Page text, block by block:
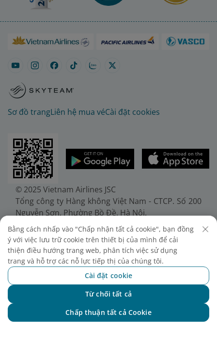
Sơ đồ trangLiên hệ mua véCài đặt cookies
© 2025 Vietnam Airlines JSC
Tổng công ty Hàng không Việt Nam - CTCP. Số 200
Nguyễn Sơn, Phường Bồ Đề, Hà Nội.
Điện thoại: (+84-24) 38272289. Fax: (+84-24)
38722375
Giấy chứng nhận đăng ký doanh nghiệp, mã số
doanh nghiệp 0100107518, đăng ký lần đầu ngày
30/6/2010, đăng ký thay đổi lần thứ 10 ngày
24/7/2025, cấp bởi Sở Tài chính Thành phố Hà Nội.
Bằng cách nhấp vào "Chấp nhận tất cả cookie", bạn đồng
ý với việc lưu trữ cookie trên thiết bị của mình để cải
thiện điều hướng trang web, phân tích việc sử dụng
trang và hỗ trợ các nỗ lực tiếp thị của chúng tôi.
Cài đặt cookie
Từ chối tất cả
Chấp thuận tất cả Cookie